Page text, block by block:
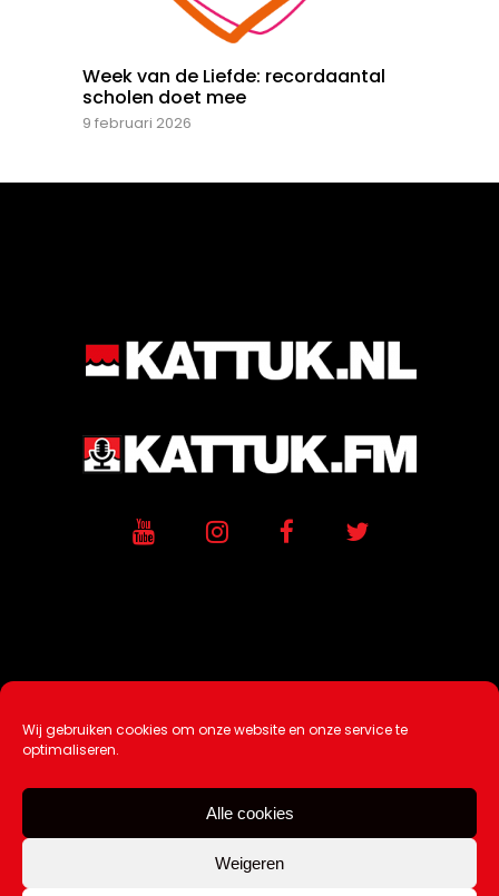
Wij gebruiken cookies om onze website en onze service te
optimaliseren.
Alle cookies
Weigeren
Week van de Liefde: recordaantal
scholen doet mee
9 februari 2026
Ontwikkeling / Hosting doorAtSea
Over Ons |Tip de redactie
Contact